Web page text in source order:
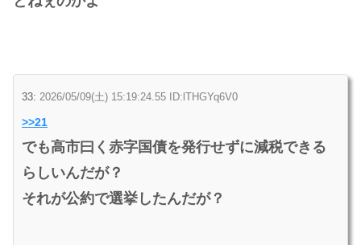
33: 2026/05/09(土) 15:19:24.55 ID:lTHGYq6V0
>>21
でも高市曰く赤字国債を発行せずに減税できる
らしいんだが？
それが公約で選挙したんだが？